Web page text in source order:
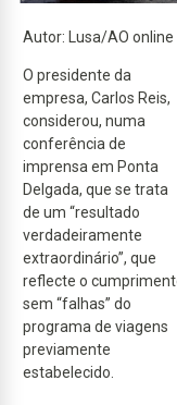
Autor: Lusa/AO online
O presidente da
empresa, Carlos Reis,
considerou, numa
conferência de
imprensa em Ponta
Delgada, que se trata
de um “resultado
verdadeiramente
extraordinário”, que
reflecte o
sem “falhas” do
programa de viagens
previamente
estabelecido.